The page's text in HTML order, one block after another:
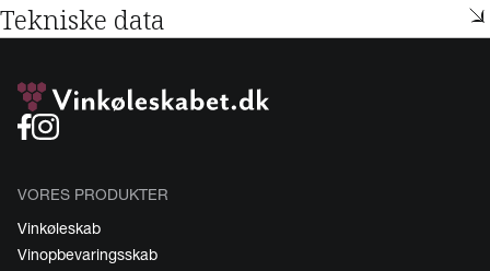
Tekniske data
VORES PRODUKTER
Vinkøleskab
Vinopbevaringsskab